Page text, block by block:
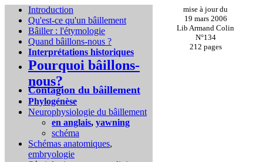
Introduction
Qu'est-ce qu'un bâillement
Bâiller : l'étymologie
Quand bâillons-nous ?
Interprétations historiques
Pourquoi bâillons-
nous?
Contagion du bâillement
Phylogénèse
Neurophysiologie du bâillement
en anglais, yawning
schéma
Schémas anatomiques,
embryologie
mise à jour du
19 mars 2006
Lib Armand Colin
N°134
212 pages